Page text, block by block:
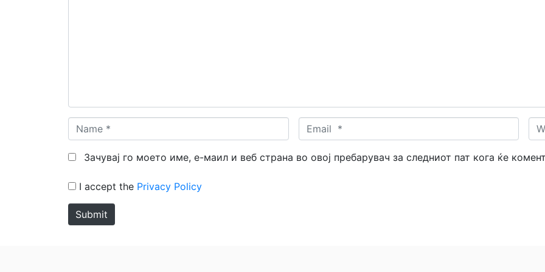
Name
*
Email
*
Зачувај го моето име, е-маил и веб страна во овој пребарувач за следниот пат кога ќе
I accept the Privacy Policy
Submit